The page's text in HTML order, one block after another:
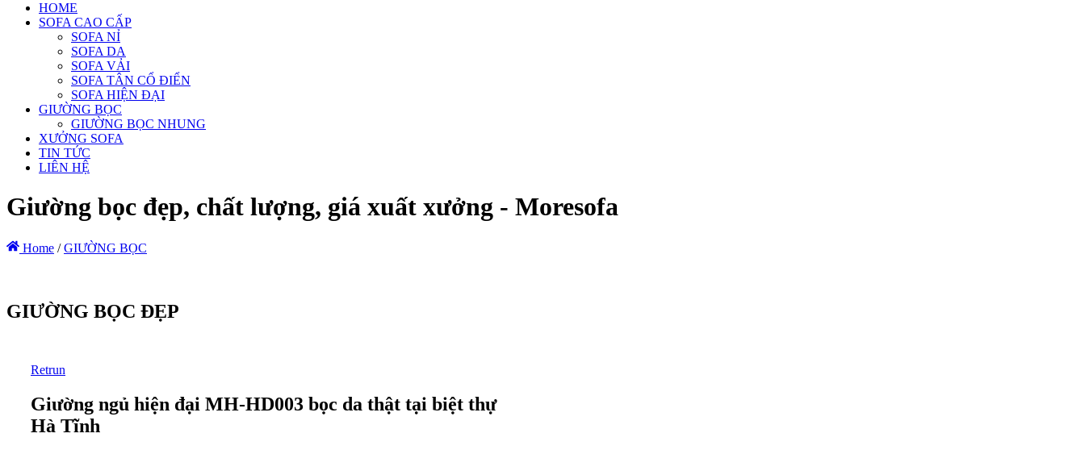
HOME
SOFA CAO CẤP
SOFA NỈ
SOFA DA
SOFA VẢI
SOFA TÂN CỔ ĐIỂN
SOFA HIỆN ĐẠI
GIƯỜNG BỌC
GIƯỜNG BỌC NHUNG
XƯỞNG SOFA
TIN TỨC
LIÊN HỆ
Giường bọc đẹp, chất lượng, giá xuất xưởng - Moresofa
Home / GIƯỜNG BỌC
GIƯỜNG BỌC ĐẸP
Retrun
Giường ngủ hiện đại MH-HD003 bọc da thật tại biệt thự
Hà Tĩnh